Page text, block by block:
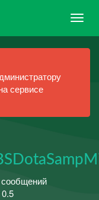
сервисе
сообщений